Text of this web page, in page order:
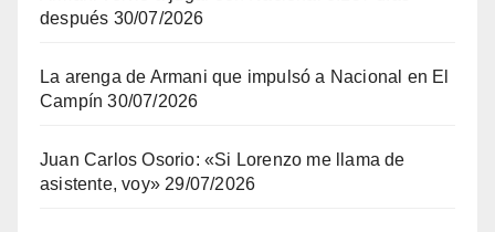
después 30/07/2026
La arenga de Armani que impulsó a Nacional en El
Campín 30/07/2026
Juan Carlos Osorio: «Si Lorenzo me llama de
asistente, voy» 29/07/2026